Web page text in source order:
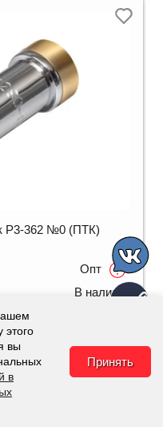
Р3-362 №0 (ПТК)
Опт
В наличии
В корзину
этого
вы
в
Принять